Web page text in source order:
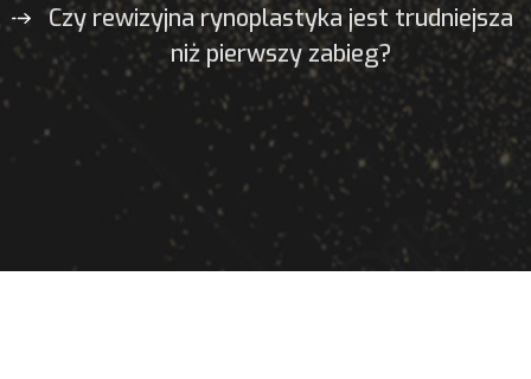
Czy rewizyjna rynoplastyka jest trudniejsza
niż pierwszy zabieg?